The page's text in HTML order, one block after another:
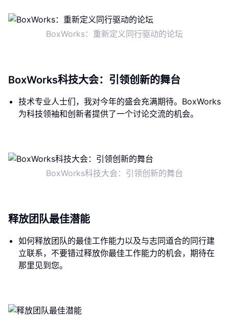
BoxWorks：重新定义同行驱动的论坛
BoxWorks科技大会：引领创新的舞台
技术专业人士们，我对今年的盛会充满期待。BoxWorks
为科技领袖和创新者提供了一个讨论交流的机会。
BoxWorks科技大会：引领创新的舞台
释放团队最佳潜能
如何释放团队的最佳工作能力以及与志同道合的同行建
立联系，不要错过释放你最佳工作能力的机会，期待在
那里见到您。